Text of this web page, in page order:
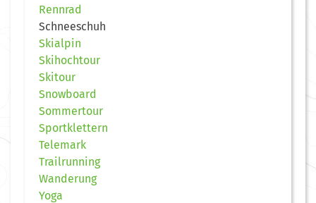
Rennrad
Schneeschuh
Skialpin
Skihochtour
Skitour
Snowboard
Sommertour
Sportklettern
Telemark
Trailrunning
Wanderung
Yoga